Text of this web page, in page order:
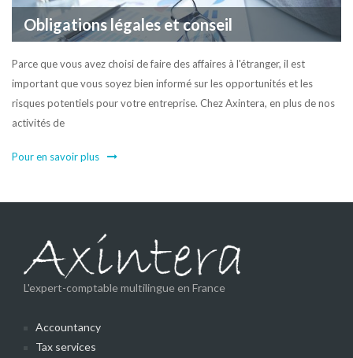
Obligations légales et conseil
Parce que vous avez choisi de faire des affaires à l'étranger, il est
important que vous soyez bien informé sur les opportunités et les
risques potentiels pour votre entreprise. Chez Axintera, en plus de nos
activités de
Pour en savoir plus
L'expert-comptable multilingue en France
Accountancy
Tax services